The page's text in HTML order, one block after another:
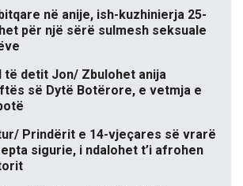
në anije, ish-kuzhinierja 25-
për një sërë sulmesh seksuale
të detit Jon/ Zbulohet anija
së Dytë Botërore, e vetmja e
Prindërit e 14-vjeçares së vrarë
sigurie, i ndalohet t’i afrohen